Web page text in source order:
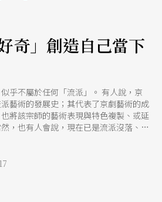
奇」創造自己當下
乎不屬於任何「流派」。 有人說，京
藝術的發展史；其代表了京劇藝術的成
將該宗師的藝術表現與特色複製、或延
，也有人會說，現在已是流派沒落、消
校畢業後就加入台北新劇團的孔玥慈，
拜入哪位宗師門下，而更接近於團長、